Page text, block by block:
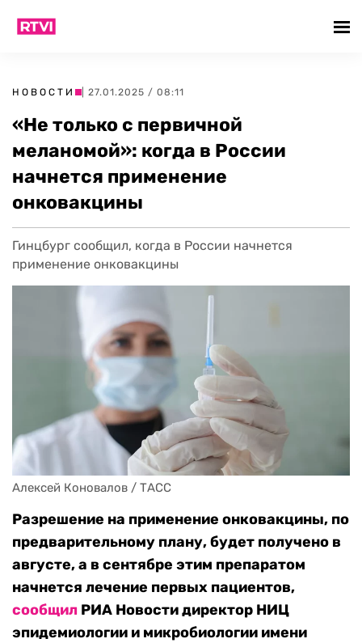
НОВОСТИ | 27.01.2025 / 08:11
«Не только с первичной
меланомой»: когда в России
начнется применение
онковакцины
Гинцбург сообщил, когда в России начнется
применение онковакцины
Алексей Коновалов / ТАСС
Разрешение на применение онковакцины, по
предварительному плану, будет получено в
августе, а в сентябре этим препаратом
начнется лечение первых пациентов,
сообщил РИА Новости директор НИЦ
эпидемиологии и микробиологии имени